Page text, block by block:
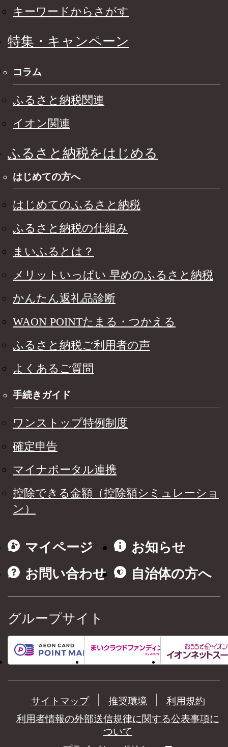
キーワードからさがす
特集・キャンペーン
コラム
ふるさと納税関連
イオン関連
ふるさと納税をはじめる
はじめての方へ
はじめてのふるさと納税
ふるさと納税の仕組み
まいふるとは？
メリットいっぱい 早めのふるさと納税
かんたん返礼品診断
WAON POINTたまる・つかえる
ふるさと納税ご利用者の声
よくあるご質問
手続きガイド
ワンストップ特例制度
確定申告
マイナポータル連携
控除できる金額（控除額シミュレーショ
ン）
マイページ
お知らせ
お問い合わせ
自治体の方へ
グループサイト
サイトマップ 推奨環境
利用規約
利用者情報の外部送信規律に関する公表事項に
ついて